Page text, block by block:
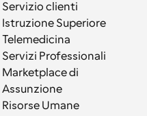
Servizio clienti
Istruzione Superiore
Telemedicina
Servizi Professionali
Marketplace di
Assunzione
Risorse Umane